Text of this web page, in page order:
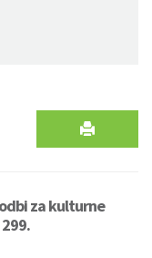
za kulturne